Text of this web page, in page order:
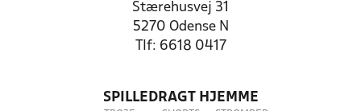
Stærehusvej 31
5270 Odense N
Tlf: 6618 0417
SPILLEDRAGT HJEMME